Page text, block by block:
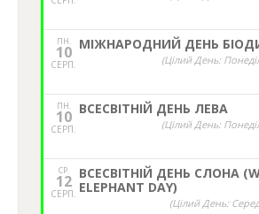
ПН.
10
СЕРП.
МІЖНАРОДНИЙ ДЕНЬ
(Цілий День:
ПН.
10
СЕРП.
ВСЕСВІТНІЙ ДЕНЬ ЛЕВА
(Цілий День:
СР.
12
СЕРП.
ВСЕСВІТНІЙ ДЕНЬ СЛОНА
ELEPHANT DAY)
(Цілий День: